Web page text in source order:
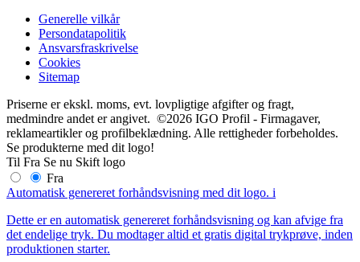
Generelle vilkår
Persondatapolitik
Ansvarsfraskrivelse
Cookies
Sitemap
Priserne er ekskl. moms, evt. lovpligtige afgifter og fragt,
medmindre andet er angivet. ©2026 IGO Profil - Firmagaver,
reklameartikler og profilbeklædning. Alle rettigheder forbeholdes.
Se produkterne med dit logo!
Til Fra Se nu Skift logo
Fra
Automatisk genereret forhåndsvisning med dit logo. i
Dette er en automatisk genereret forhåndsvisning og kan afvige fra
det endelige tryk. Du modtager altid et gratis digital trykprøve, inden
produktionen starter.